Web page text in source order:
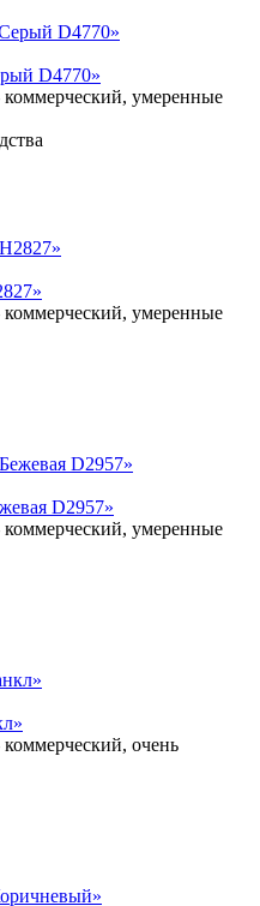
D4770»
коммерческий, умеренные
коммерческий, умеренные
D2957»
коммерческий, умеренные
очень